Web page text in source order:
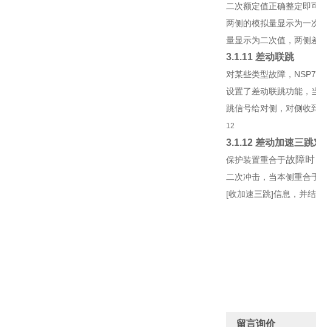
二次额定值正确整定即
两侧的模拟量显示为一
量显示为二次值，两侧
3.1.11 差动联跳
对某些类型故障，
设置了差动联跳功能，
跳信号给对侧，对侧收
12
3.1.12 差动加速三跳
保护装置重合于故障
二次冲击，当本侧重合
[收加速三跳]信息，并
留言询价